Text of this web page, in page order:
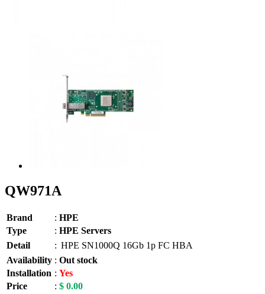
QW971A
Brand : HPE
Type
: HPE Servers
Detail
: HPE SN1000Q 16Gb 1p FC HBA
Availability : Out stock
Installation : Yes
Price
: $ 0.00